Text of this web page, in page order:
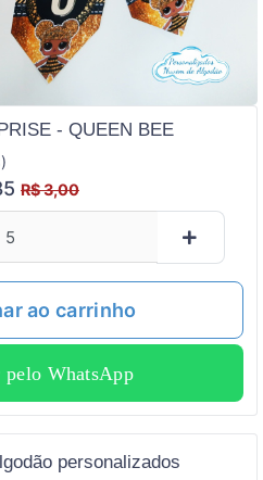
- QUEEN BEE
R$ 3,00
ao carrinho
pelo WhatsApp
personalizados